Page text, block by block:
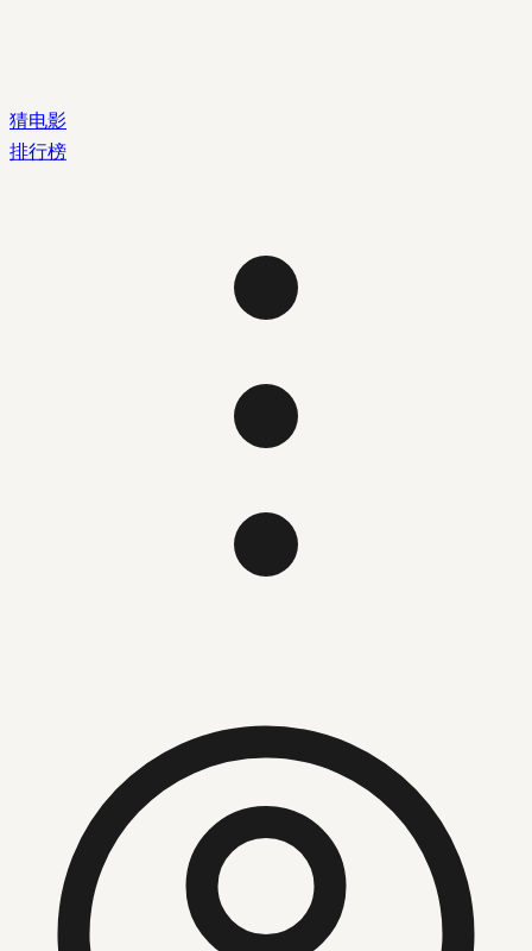
猜电影
排行榜